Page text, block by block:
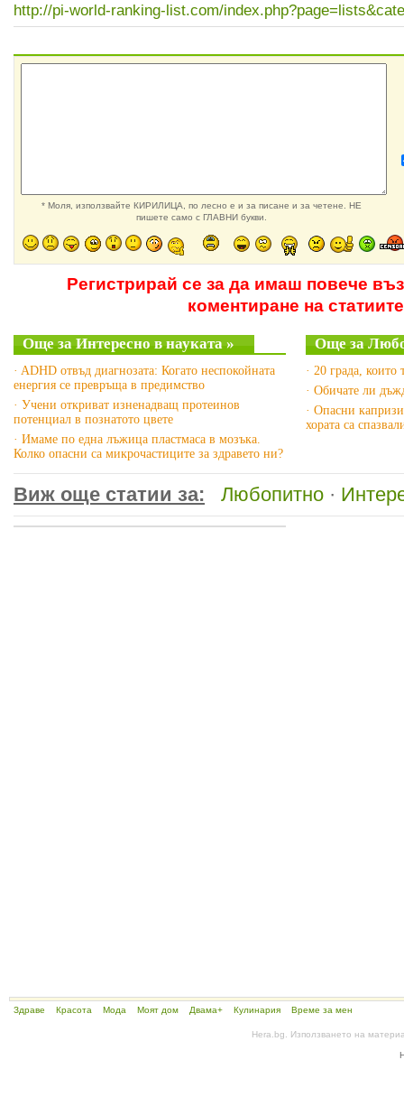
http://pi-world-ranking-list.com/
* Моля, използвайте КИРИЛИЦА, по лесно е и за писане и за четене. НЕ
пишете само с ГЛАВНИ букви.
Регистрирай се за да имаш повече
коментиране на статиите
Още за Интересно в науката »
· ADHD отвъд диагнозата: Когато неспокойната
енергия се превръща в предимство
· Учени откриват изненадващ протеинов
потенциал в познатото цвете
· Имаме по една лъжица пластмаса в мозъка.
Колко опасни са микрочастиците за здравето ни?
Още за
· 20 града, които
· Обичате ли
· Опасни
хората са
Виж още статии за: Любопитно ·
Здраве Красота Мода Моят дом Двама+ Кулинария Време за мен
Hera.bg. Използването на